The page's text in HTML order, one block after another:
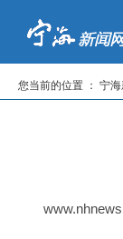
首页 | 新闻 |
您当前的位置 ： 宁